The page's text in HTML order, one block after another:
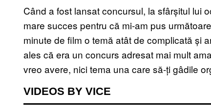
Când a fost lansat concursul, la sfârșitul lui
mare succes pentru că mi-am pus
minute de film o temă atât de complicată și
ales că era un concurs adresat mai mult
vreo avere, nici tema una care să-ți gâdile
VIDEOS BY VICE